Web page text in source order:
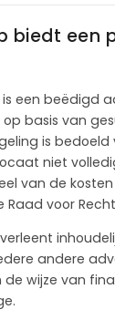
biedt een
is een beëdigd
basis van
is bedoeld
niet
van de
voor
andere
de wijze van